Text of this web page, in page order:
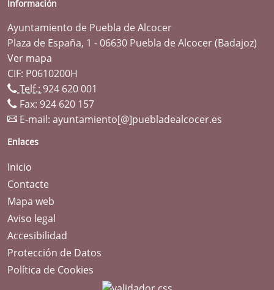
Información
Ayuntamiento de Puebla de Alcocer
Plaza de España, 1 - 06630 Puebla de Alcocer (Badajoz)
Ver mapa
CIF: P0610200H
Telf.: 924 620 001
Fax: 924 620 157
E-mail: ayuntamiento[@]puebladealcocer.es
Enlaces
Inicio
Contacte
Mapa web
Aviso legal
Accesibilidad
Protección de Datos
Política de Cookies